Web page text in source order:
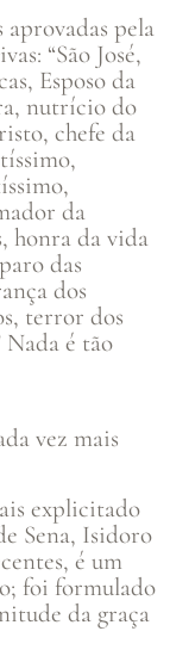
aprovadas pela
“São José,
Esposo da
nutrício do
chefe da
da
honra da vida
das
dos
terror dos
é tão
vez mais
explicitado
Sena, Isidoro
é um
foi formulado
da graça